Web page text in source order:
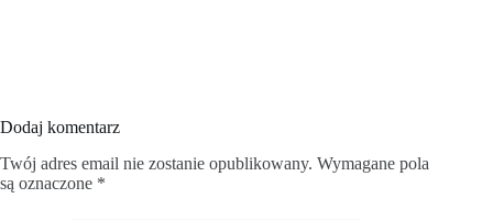
Dodaj komentarz
Twój adres email nie zostanie opublikowany. Wymagane pola
są oznaczone *